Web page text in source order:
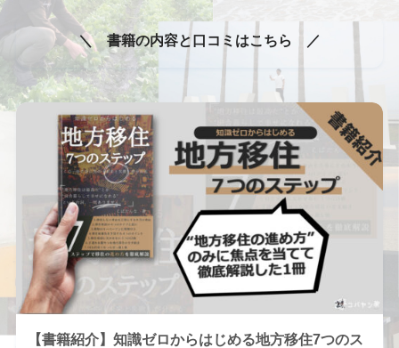
＼ 書籍の内容と口コミはこちら ／
【書籍紹介】知識ゼロからはじめる地方移住7つのス